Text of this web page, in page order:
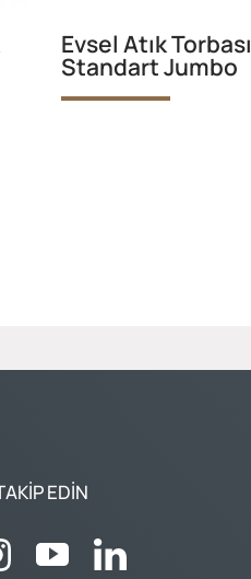
Evsel Atık Torbası
Standart Jumbo
EDIN